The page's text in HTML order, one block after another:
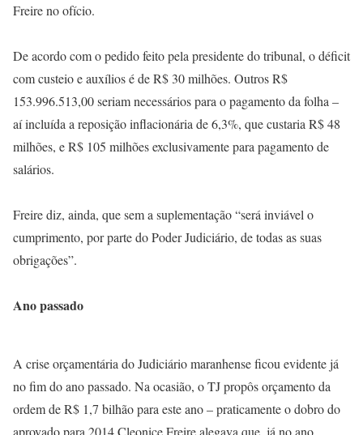
Freire no ofício.
De acordo com o pedido feito pela presidente do tribunal, o déficit
com custeio e auxílios é de R$ 30 milhões. Outros R$
153.996.513,00 seriam necessários para o pagamento da folha –
aí incluída a reposição inflacionária de 6,3%, que custaria R$ 48
milhões, e R$ 105 milhões exclusivamente para pagamento de
salários.
Freire diz, ainda, que sem a suplementação “será inviável o
cumprimento, por parte do Poder Judiciário, de todas as suas
obrigações”.
Ano passado
A crise orçamentária do Judiciário maranhense ficou evidente já
no fim do ano passado. Na ocasião, o TJ propôs orçamento da
ordem de R$ 1,7 bilhão para este ano – praticamente o dobro do
aprovado para 2014.Cleonice Freire alegava que, já no ano